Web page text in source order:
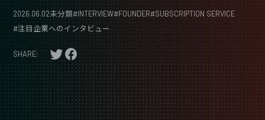
2026.06.02未分類#INTERVIEW#FOUNDER#SUBSCRIPTION SERVICE
#注目企業へのインタビュー
SHARE: